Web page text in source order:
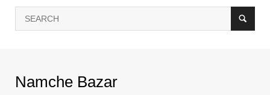
Namche Bazar